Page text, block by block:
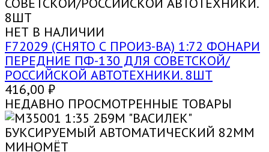
НЕТ В НАЛИЧИИ
F72029 (СНЯТО С ПРОИЗ-ВА) 1:72 ФОНАРИ
ПЕРЕДНИЕ ПФ-130 ДЛЯ СОВЕТСКОЙ/
РОССИЙСКОЙ АВТОТЕХНИКИ. 8ШТ
416,00 ₽
НЕДАВНО ПРОСМОТРЕННЫЕ ТОВАРЫ